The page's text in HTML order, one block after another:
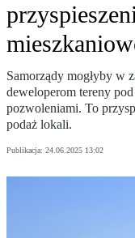
Samorządy mogłyby w
deweloperom tereny
pozwoleniami. To
podaż lokali.
Publikacja: 24.06.2025 13:02